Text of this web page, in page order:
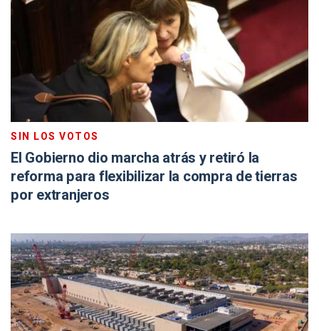
SIN LOS VOTOS
El Gobierno dio marcha atrás y retiró la
reforma para flexibilizar la compra de tierras
por extranjeros